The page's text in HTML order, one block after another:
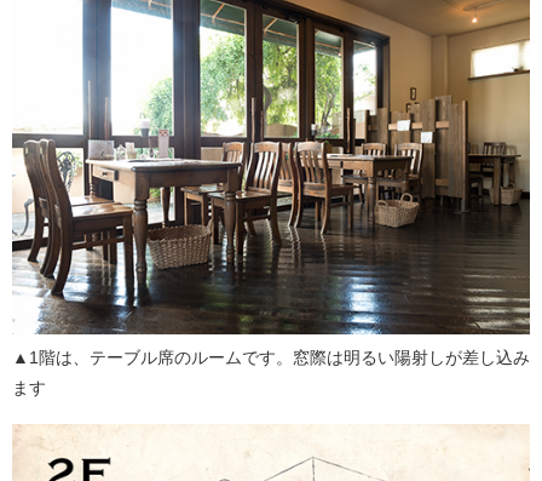
▲1階は、テーブル席のルームです。窓際は明るい陽射しが差し込み
ます